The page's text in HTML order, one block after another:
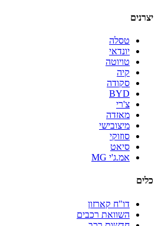
יצרנים
טסלה
יונדאי
טויוטה
קיה
סקודה
BYD
צ'רי
מאזדה
מיצובישי
סוזוקי
סיאט
אמ.ג'י MG
כלים
דו"ח קארזון
השוואת רכבים